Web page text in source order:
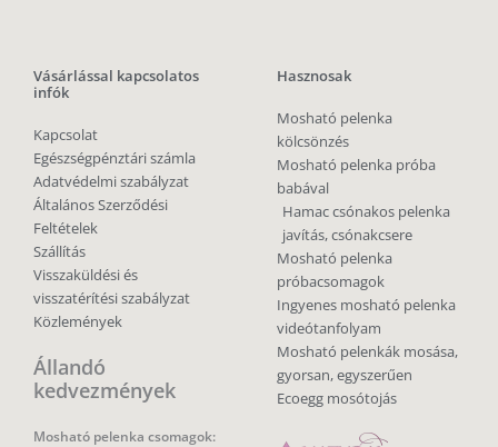
Vásárlással kapcsolatos
infók
Kapcsolat
Egészségpénztári számla
Adatvédelmi szabályzat
Általános Szerződési
Feltételek
Szállítás
Visszaküldési és
visszatérítési szabályzat
Közlemények
Állandó
kedvezmények
Mosható pelenka csomagok:
Hasznosak
Mosható pelenka
kölcsönzés
Mosható pelenka próba
babával
Hamac csónakos pelenka
javítás, csónakcsere
Mosható pelenka
próbacsomagok
Ingyenes mosható pelenka
videótanfolyam
Mosható pelenkák mosása,
gyorsan, egyszerűen
Ecoegg mosótojás